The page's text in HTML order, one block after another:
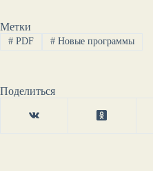
Метки
#PDF #Новые программы
Поделиться